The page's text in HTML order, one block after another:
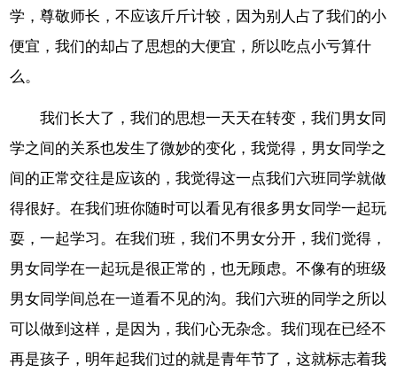
学，尊敬师长，不应该斤斤计较，因为别人占了我们的小
便宜，我们的却占了思想的大便宜，所以吃点小亏算什
么。
我们长大了，我们的思想一天天在转变，我们男女同
学之间的关系也发生了微妙的变化，我觉得，男女同学之
间的正常交往是应该的，我觉得这一点我们六班同学就做
得很好。在我们班你随时可以看见有很多男女同学一起玩
耍，一起学习。在我们班，我们不男女分开，我们觉得，
男女同学在一起玩是很正常的，也无顾虑。不像有的班级
男女同学间总在一道看不见的沟。我们六班的同学之所以
可以做到这样，是因为，我们心无杂念。我们现在已经不
再是孩子，明年起我们过的就是青年节了，这就标志着我